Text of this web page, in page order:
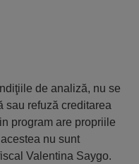
de analiză, nu se
sau refuză creditarea
program are propriile
nu sunt
Valentina Saygo.